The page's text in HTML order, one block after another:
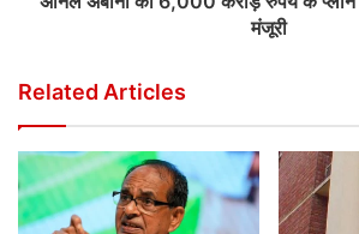
मंजूरी
Related Articles